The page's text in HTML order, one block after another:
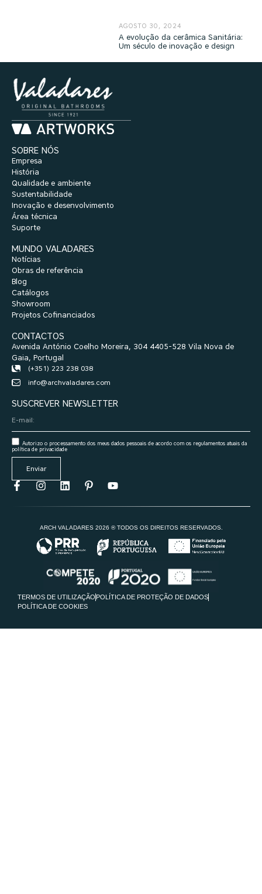
A evolução da cerâmica Sanitária:
Um século de inovação e design
AGOSTO 30, 2024
SOBRE NÓS
Empresa
História
Qualidade e ambiente
Sustentabilidade
Inovação e desenvolvimento
Área técnica
Suporte
MUNDO VALADARES
Notícias
Obras de referência
Blog
Catálogos
Showroom
Projetos Cofinanciados
CONTACTOS
Avenida António Coelho Moreira, 304 4405-528 Vila Nova de
Gaia, Portugal
(+351) 223 238 038
info@archvaladares.com
SUSCREVER NEWSLETTER
Autorizo o processamento dos meus dados pessoais de acordo com os regulamentos atuais da
política de privacidade
Enviar
ARCH VALADARES 2026 ® TODOS OS DIREITOS RESERVADOS.
TERMOS DE UTILIZAÇÃO POLÍTICA DE PROTEÇÃO DE DADOS
POLÍTICA DE COOKIES